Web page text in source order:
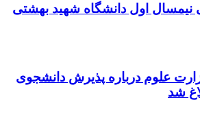
نیمسال اول دانشگاه شهید بهشتی
علوم درباره پذیرش دانشجوی
شد